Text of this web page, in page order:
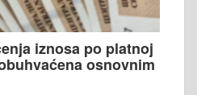
iznosa po platnoj
osnovnim